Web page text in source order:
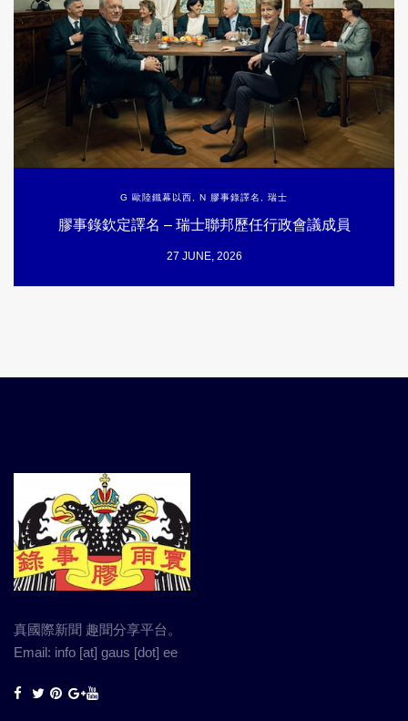
G 歐陸鐵幕以西 N 膠事錄譯名 瑞士
膠事錄欽定譯名 – 瑞士聯邦歷任行政會議成員
27 JUNE, 2026
真國際新聞 趣聞分享平台。
Email: info [at] gaus [dot] ee